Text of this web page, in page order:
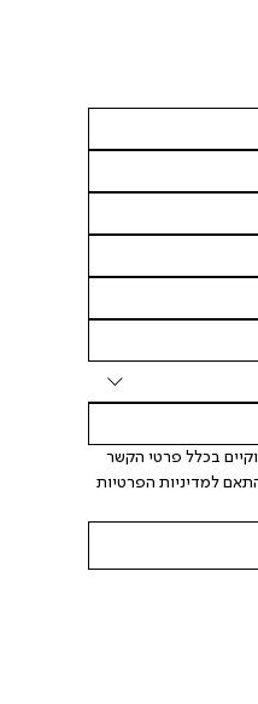
אני מאשר/ת ומסכימ/ה לקבלת דיוור ישיר, הודעות ופרסומים שיווקיים בכלל פרטי הקשר
המצויים בידי החברה ובכלל זה דוא"ל SMS ועוד. המידע ייאסף בהתאם למדיניות הפרטיות